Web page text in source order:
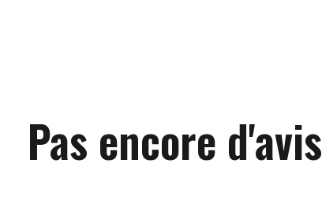
Pas encore d'avis